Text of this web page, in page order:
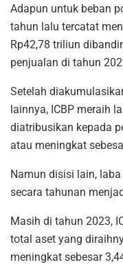
Adapun untuk beban
tahun lalu tercatat
Rp42,78 triliun
penjualan di tahun
Setelah
lainnya, ICBP meraih
diatribusikan kepada
atau meningkat
Namun disisi lain, laba
secara tahunan
Masih di tahun 2023,
total aset yang
meningkat sebesar